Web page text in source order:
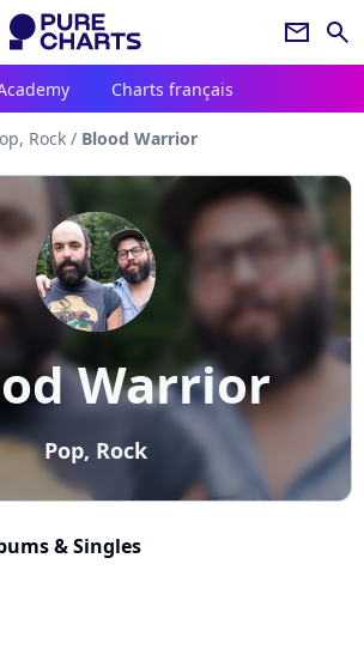
newsletter search
Charts français
Rock / Blood Warrior
Warrior
Pop, Rock
& Singles